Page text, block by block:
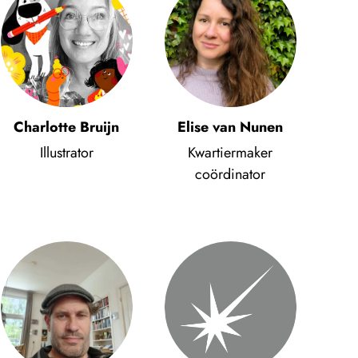
Charlotte Bruijn
Illustrator
Elise van Nunen
Kwartiermaker
coördinator